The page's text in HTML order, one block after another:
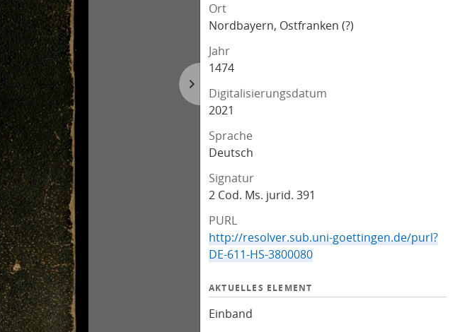
Ort
Nordbayern, Ostfranken (?)
Jahr
1474
Digitalisierungsdatum
2021
Sprache
Deutsch
Signatur
2 Cod. Ms. jurid. 391
PURL
http://resolver.sub.uni-goettingen.de/purl?
DE-611-HS-3800080
AKTUELLES ELEMENT
Einband